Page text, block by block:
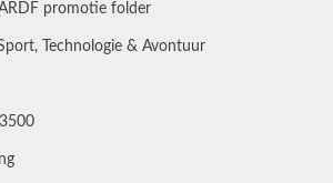
promotie folder
Technologie & Avontuur